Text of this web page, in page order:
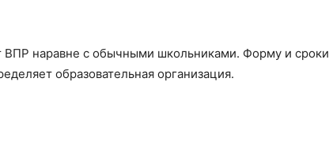
наравне с обычными школьниками. Форму и сроки
образовательная организация.